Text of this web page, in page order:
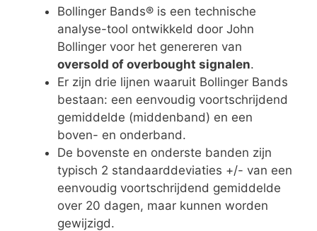
Bollinger Bands® is een technische
analyse-tool ontwikkeld door John
Bollinger voor het genereren van
oversold of overbought signalen.
Er zijn drie lijnen waaruit Bollinger Bands
bestaan: een eenvoudig voortschrijdend
gemiddelde (middenband) en een
boven- en onderband.
De bovenste en onderste banden zijn
typisch 2 standaarddeviaties +/- van een
eenvoudig voortschrijdend gemiddelde
over 20 dagen, maar kunnen worden
gewijzigd.